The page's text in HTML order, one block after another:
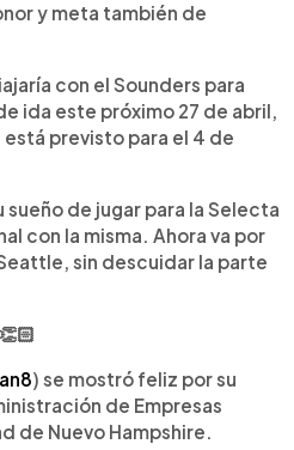
y meta también de
con el Sounders para
ida este próximo 27 de abril,
previsto para el 4 de
sueño de jugar para la Selecta
con la misma. Ahora va por
sin descuidar la parte
) se mostró feliz por su
de Empresas
de Nuevo Hampshire.